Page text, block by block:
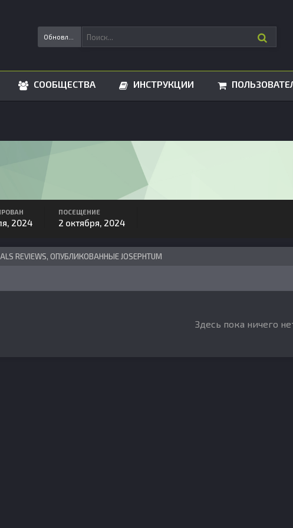
СООБЩЕСТВА ИНСТРУКЦИИ
2024
ПОСЕЩЕНИЕ
2 октября, 2024
REVIEWS, ОПУБЛИКОВАННЫЕ JOSEPHTUM
Здесь пока ничего